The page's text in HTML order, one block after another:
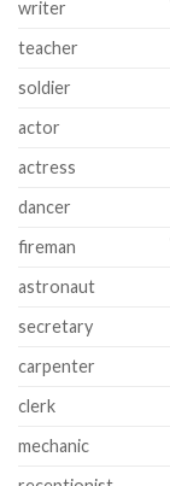
writer
teacher
soldier
actor
actress
dancer
fireman
astronaut
secretary
carpenter
clerk
mechanic